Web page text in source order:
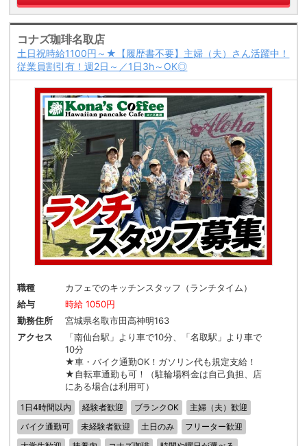
コナズ珈琲名取店
土日祝時給1100円～★【履歴書不要】主婦（夫）さん活躍中！
従業員割引有！週2日～／1日3h～OK◎
職種
カフェでのキッチンスタッフ（ランチタイム）
給与
時給 1050円
勤務住所
宮城県名取市田高神明163
アクセス
「南仙台駅」より車で10分、「名取駅」より車で
10分
★車・バイク通勤OK！ガソリン代も規定支給！
★自転車通勤も可！（駐輪場料金は自己負担、店
にある場合は利用可）
1日4時間以内 経験者歓迎 ブランクOK
主婦（夫）歓迎
バイク通勤可
未経験者歓迎 土日のみ
フリーター歓迎